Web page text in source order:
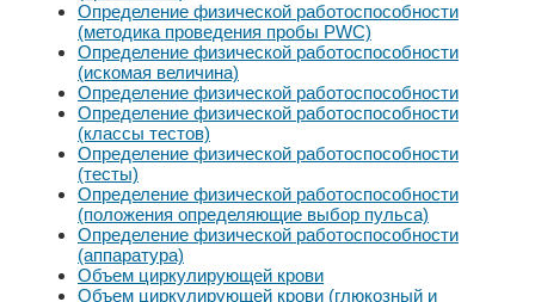
Определение физической работоспособности
(методика проведения пробы PWC)
Определение физической работоспособности
(искомая величина)
Определение физической работоспособности
Определение физической работоспособности
(классы тестов)
Определение физической работоспособности
(тесты)
Определение физической работоспособности
(положения определяющие выбор пульса)
Определение физической работоспособности
(аппаратура)
Объем циркулирующей крови
Объем циркулирующей крови (глюкозный и